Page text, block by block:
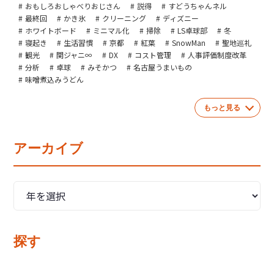
おもしろおしゃべりおじさん
説得
すどうちゃんネル
最終回
かき氷 クリーニング
ディズニー
ホワイトボード
ミニマル化 掃除 LS卓球部
冬
寝起き
生活習慣 京都 紅葉 SnowMan
聖地巡礼
観光
関ジャニ∞ DX コスト管理
人事評価制度改革
分析
卓球 みそかつ
名古屋うまいもの
味噌煮込みうどん
もっと見る
アーカイブ
探す